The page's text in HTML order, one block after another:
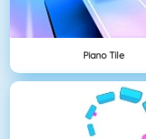
Piano Tile